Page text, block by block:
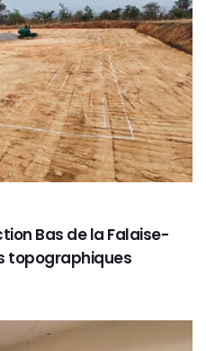
Bas de la Falaise-
topographiques